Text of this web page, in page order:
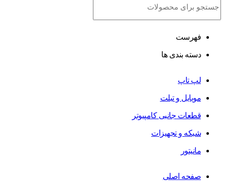
فهرست
دسته بندی ها
لپ تاپ
موبایل و تبلت
قطعات جانبی کامپیوتر
شبکه و تجهیزات
مانیتور
صفحه اصلی